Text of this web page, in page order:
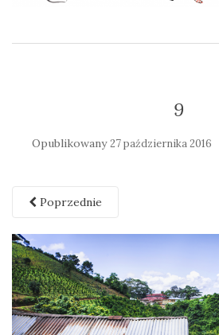
9
Opublikowany27 października 2016
Poprzednie